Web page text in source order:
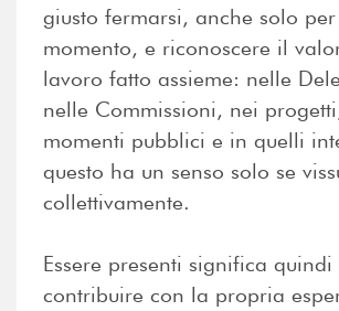
giusto fermarsi, anche solo
momento, e riconoscere il
lavoro fatto assieme: nelle
nelle Commissioni, nei
momenti pubblici e in quelli
questo ha un senso solo se
collettivamente.
Essere presenti significa
contribuire con la propria